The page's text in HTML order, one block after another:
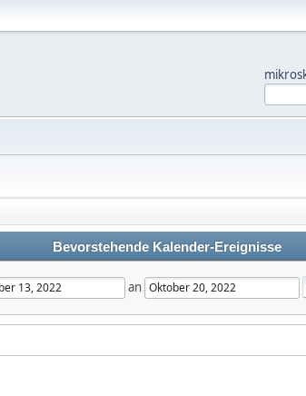
Bevorstehende Kalender-Ereignisse
an